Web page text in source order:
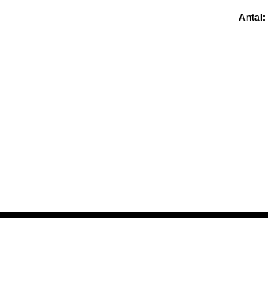
Antal: